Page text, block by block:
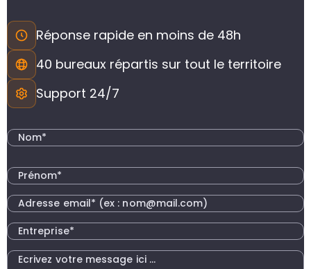
Réponse rapide en moins de 48h
40 bureaux répartis sur tout le territoire
Support 24/7